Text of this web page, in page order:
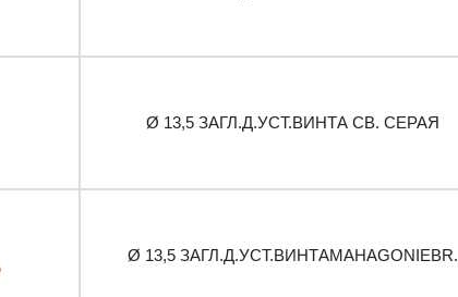
Ø 13,5 ЗАГЛ.Д.УСТ.ВИНТА СВ. СЕРАЯ
Ø 13,5 ЗАГЛ.Д.УСТ.ВИНТАMAHAGONIEBR.